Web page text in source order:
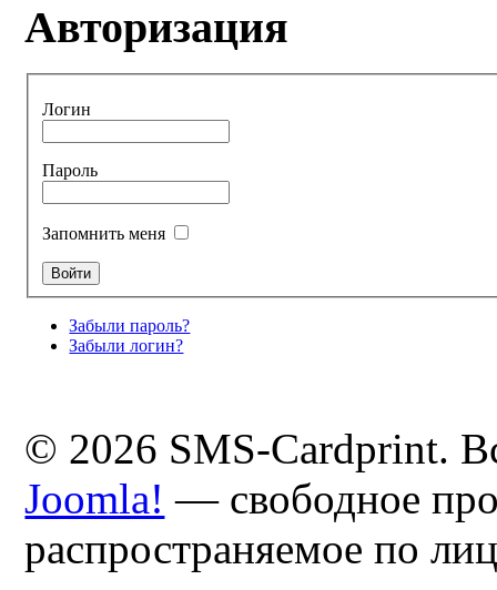
Авторизация
Логин
Пароль
Запомнить меня
Забыли пароль?
Забыли логин?
© 2026 SMS-Cardprint.
Joomla! — свободное
распространяемое по